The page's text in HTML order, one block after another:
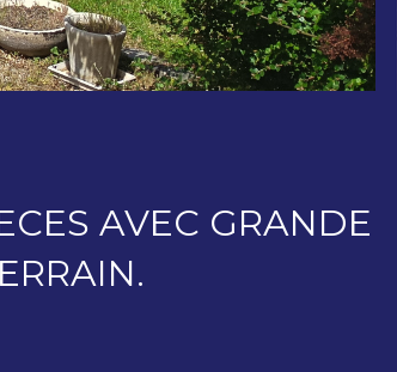
AVEC GRANDE